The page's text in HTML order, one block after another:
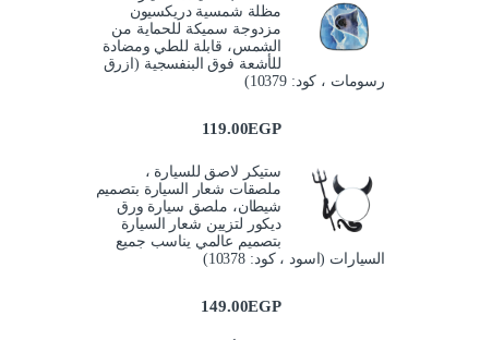
مظلة شمسية دريكسيون
مزدوجة سميكة للحماية من
الشمس، قابلة للطي ومضادة
للأشعة فوق البنفسجية (ازرق
رسومات ، كود: 10379)
119.00EGP
ستيكر لاصق للسيارة ،
ملصقات شعار السيارة بتصميم
شيطان، ملصق سيارة ورق
ديكور لتزيين شعار السيارة
بتصميم عالمي يناسب جميع
السيارات (اسود ، كود: 10378)
149.00EGP